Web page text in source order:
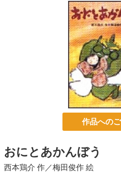
作品への
おにとあかんぼう
西本鶏介 作／梅田俊作 絵